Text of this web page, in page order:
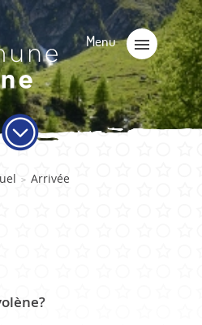
> Arrivée